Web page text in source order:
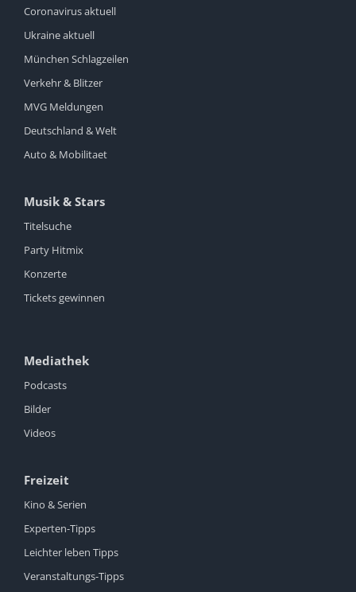
Coronavirus aktuell
Ukraine aktuell
München Schlagzeilen
Verkehr & Blitzer
MVG Meldungen
Deutschland & Welt
Auto & Mobilitaet
Musik & Stars
Titelsuche
Party Hitmix
Konzerte
Tickets gewinnen
Mediathek
Podcasts
Bilder
Videos
Freizeit
Kino & Serien
Experten-Tipps
Leichter leben Tipps
Veranstaltungs-Tipps